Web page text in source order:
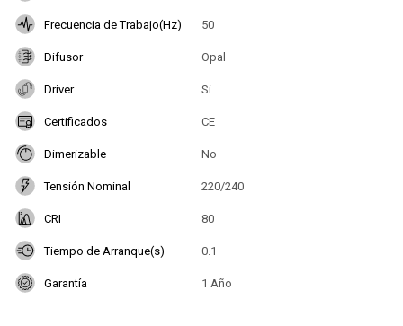
Frecuencia de Trabajo(Hz) 50
Difusor Opal
Driver Si
Certificados CE
Dimerizable No
Tensión Nominal 220/240
CRI 80
Tiempo de Arranque(s) 0.1
Garantía 1 Año